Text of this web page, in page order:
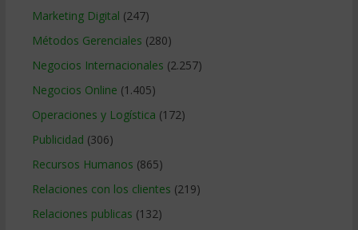
Marketing Digital (247)
Métodos Gerenciales (280)
Negocios Internacionales (2.257)
Negocios Online (1.405)
Operaciones y Logística (172)
Publicidad (306)
Recursos Humanos (865)
Relaciones con los clientes (219)
Relaciones publicas (132)